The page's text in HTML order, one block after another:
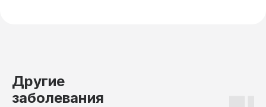
Другие
заболевания